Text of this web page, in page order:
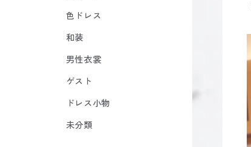
色ドレス
和装
男性衣裳
ゲスト
ドレス小物
未分類